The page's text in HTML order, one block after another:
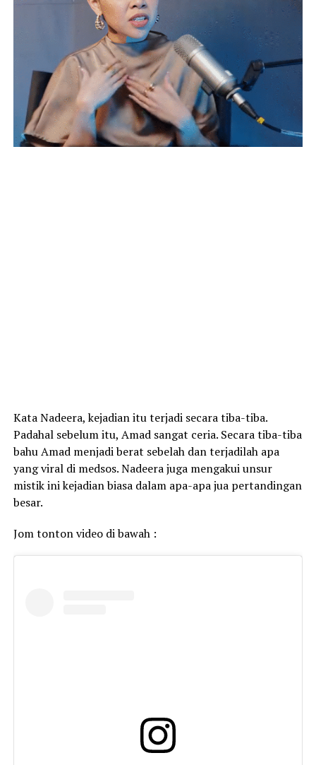
Kata Nadeera, kejadian itu terjadi secara tiba-tiba.
Padahal sebelum itu, Amad sangat ceria. Secara tiba-tiba
bahu Amad menjadi berat sebelah dan terjadilah apa
yang viral di medsos. Nadeera juga mengakui unsur
mistik ini kejadian biasa dalam apa-apa jua pertandingan
besar.
Jom tonton video di bawah :